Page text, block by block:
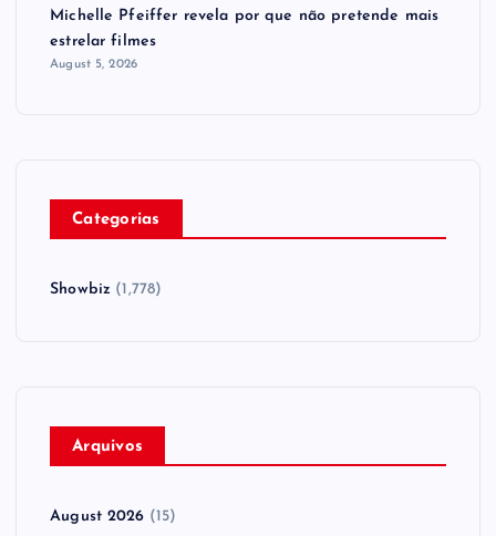
Michelle Pfeiffer revela por que não pretende mais
estrelar filmes
August 5, 2026
Categorias
Showbiz (1,778)
Arquivos
August 2026 (15)